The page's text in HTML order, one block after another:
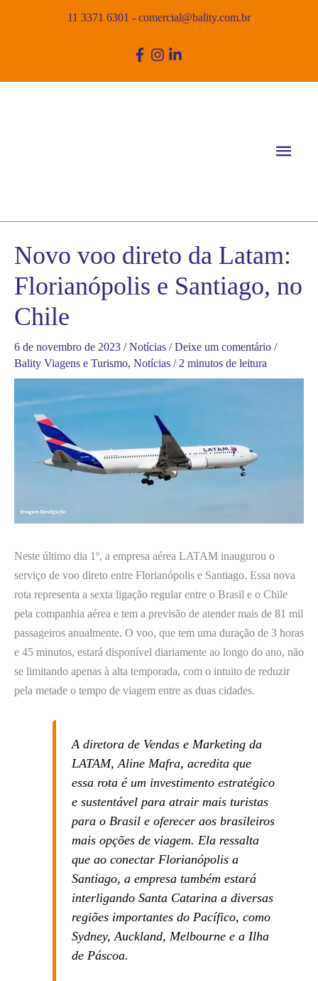
11 3371 6301 - comercial@bality.com.br
Novo voo direto da Latam:
Florianópolis e Santiago, no
Chile
6 de novembro de 2023 /Notícias /Deixe um comentário /
Bality Viagens e Turismo, Notícias / 2 minutos de leitura
Neste último dia 1º, a empresa aérea LATAM inaugurou o
serviço de voo direto entre Florianópolis e Santiago. Essa nova
rota representa a sexta ligação regular entre o Brasil e o Chile
pela companhia aérea e tem a previsão de atender mais de 81 mil
passageiros anualmente. O voo, que tem uma duração de 3 horas
e 45 minutos, estará disponível diariamente ao longo do ano, não
se limitando apenas à alta temporada, com o intuito de reduzir
pela metade o tempo de viagem entre as duas cidades.
A diretora de Vendas e Marketing da
LATAM, Aline Mafra, acredita que
essa rota é um investimento estratégico
e sustentável para atrair mais turistas
para o Brasil e oferecer aos brasileiros
mais opções de viagem. Ela ressalta
que ao conectar Florianópolis a
Santiago, a empresa também estará
interligando Santa Catarina a diversas
regiões importantes do Pacífico, como
Sydney, Auckland, Melbourne e a Ilha
de Páscoa.